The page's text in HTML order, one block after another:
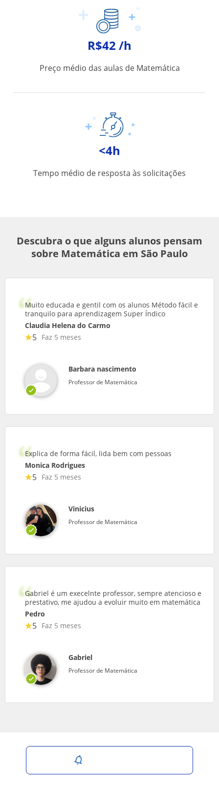
R$42 /h
Preço médio das aulas de Matemática
<4h
Tempo médio de resposta às solicitações
Descubra o que alguns alunos pensam
sobre Matemática em São Paulo
Muito educada e gentil com os alunos Método fácil e
tranquilo para aprendizagem Super Índico
Claudia Helena do Carmo
5 Faz 5 meses
Barbara nascimento
Professor de Matemática
Explica de forma fácil, lida bem com pessoas
Monica Rodrigues
5 Faz 5 meses
Vinicius
Professor de Matemática
Gabriel é um execelnte professor, sempre atencioso e
prestativo, me ajudou a evoluir muito em matemática
Pedro
5 Faz 5 meses
Gabriel
Professor de Matemática